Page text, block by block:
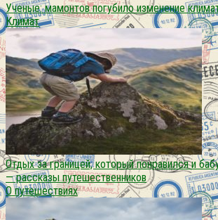
Ученые: мамонтов погубило изменение
Климат
Отдых за границей, который понравился и
— рассказы путешественников
О путешествиях